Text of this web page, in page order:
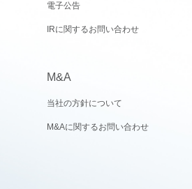
電子公告
IRに関するお問い合わせ
M&A
当社の方針について
M&Aに関するお問い合わせ